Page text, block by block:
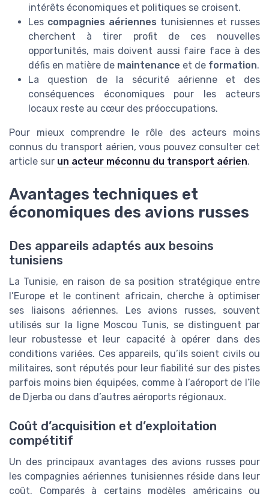
intérêts économiques et politiques se croisent.
Les compagnies aériennes tunisiennes et russes
cherchent à tirer profit de ces nouvelles
opportunités, mais doivent aussi faire face à des
défis en matière de maintenance et de formation.
La question de la sécurité aérienne et des
conséquences économiques pour les acteurs
locaux reste au cœur des préoccupations.
Pour mieux comprendre le rôle des acteurs moins
connus du transport aérien, vous pouvez consulter cet
article sur un acteur méconnu du transport aérien.
Avantages techniques et
économiques des avions russes
Des appareils adaptés aux besoins
tunisiens
La Tunisie, en raison de sa position stratégique entre
l’Europe et le continent africain, cherche à optimiser
ses liaisons aériennes. Les avions russes, souvent
utilisés sur la ligne Moscou Tunis, se distinguent par
leur robustesse et leur capacité à opérer dans des
conditions variées. Ces appareils, qu’ils soient civils ou
militaires, sont réputés pour leur fiabilité sur des pistes
parfois moins bien équipées, comme à l’aéroport de l’île
de Djerba ou dans d’autres aéroports régionaux.
Coût d’acquisition et d’exploitation
compétitif
Un des principaux avantages des avions russes pour
les compagnies aériennes tunisiennes réside dans leur
coût. Comparés à certains modèles américains ou